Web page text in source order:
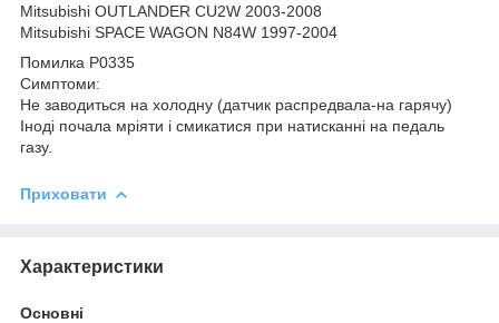
Mitsubishi OUTLANDER CU2W 2003-2008
Mitsubishi SPACE WAGON N84W 1997-2004
Помилка P0335
Симптоми:
Не заводиться на холодну (датчик распредвала-на гарячу)
Іноді почала мріяти і смикатися при натисканні на педаль
газу.
Приховати
Характеристики
Основні